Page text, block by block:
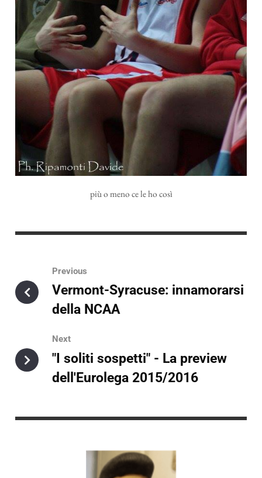
più o meno ce le ho così
Previous
Vermont-Syracuse: innamorarsi
della NCAA
Next
"I soliti sospetti" - La preview
dell'Eurolega 2015/2016